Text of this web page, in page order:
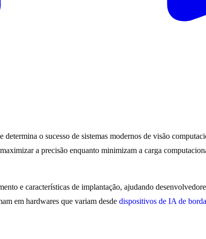
determina o sucesso de sistemas modernos de visão
a precisão enquanto minimizam a carga
e características de implantação, ajudando
em hardwares que variam desde dispositivos de IA de borda